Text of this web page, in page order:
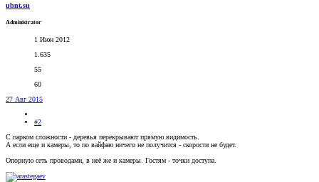
ubnt.su
Administrator
1 Июн 2012
1.635
55
60
27 Авг 2015
#2
С парком сложности - деревья перекрывают прямую видимость.
А если еще и камеры, то по вайфаю ничего не получится - скорости не будет.
Опорную сеть проводами, в неё же и камеры. Гостям - точки доступа.